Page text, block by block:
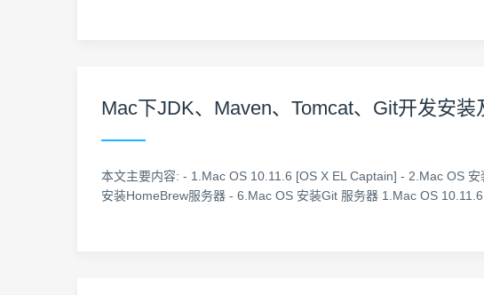
Mac下JDK、Maven、Tomcat、Git开发安装
本文主要内容: - 1.Mac OS 10.11.6 [OS X EL Captain] - 2.Mac OS
安装HomeBrew服务器 - 6.Mac OS 安装Git 服务器 1.Mac OS